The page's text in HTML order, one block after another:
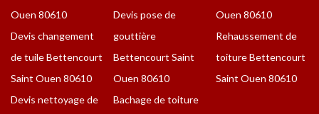
Ouen 80610
Devis changement
de tuile Bettencourt
Saint Ouen 80610
Devis nettoyage de
Devis pose de
gouttière
Bettencourt Saint
Ouen 80610
Bachage de toiture
Ouen 80610
Rehaussement de
toiture Bettencourt
Saint Ouen 80610